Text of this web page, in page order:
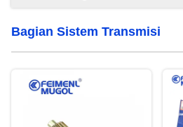
Bagian Sistem Transmisi